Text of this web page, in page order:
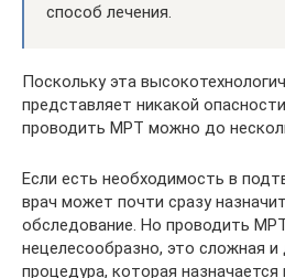
способ лечения.
Поскольку эта
представляет никакой
проводить МРТ можно до
Если есть необходимость в
врач может почти сразу
обследование. Но проводить
нецелесообразно, это сложная
процедура, которая назначается